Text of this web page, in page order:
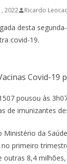
2022 Ricardo
desta
covid-19.
Covid-19
pousou às
de imunizantes
Ministério da
primeiro
outras 8,4